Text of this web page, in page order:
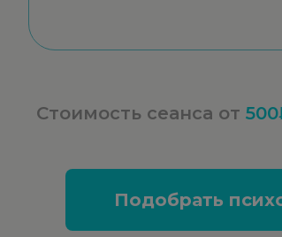
Стоимость сеанса от
Подобрать